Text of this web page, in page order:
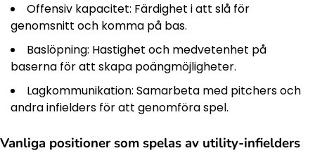
Offensiv kapacitet: Färdighet i att slå för
genomsnitt och komma på bas.
Baslöpning: Hastighet och medvetenhet på
baserna för att skapa poängmöjligheter.
Lagkommunikation: Samarbeta med pitchers och
andra infielders för att genomföra spel.
Vanliga positioner som spelas av utility-infielders